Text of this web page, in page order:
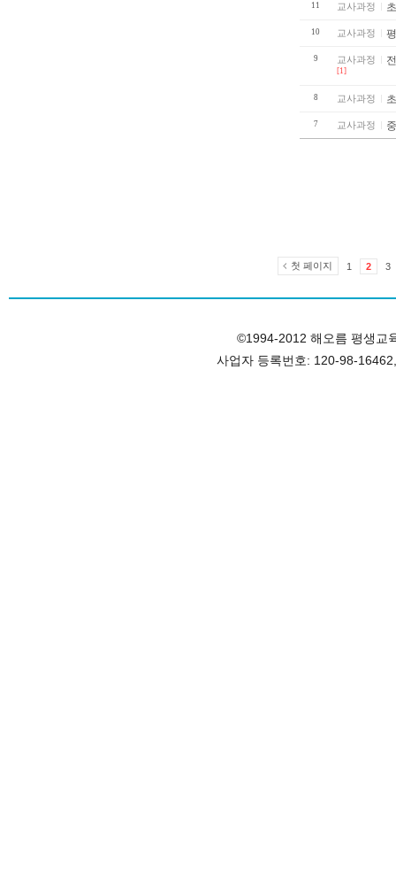
11 교사과정
10 교사과정
9 교사과정
[1]
8 교사과정
7 교사과정
첫 페이지 1 2 3
©1994-2012 해오름 평생교
사업자 등록번호: 120-98-